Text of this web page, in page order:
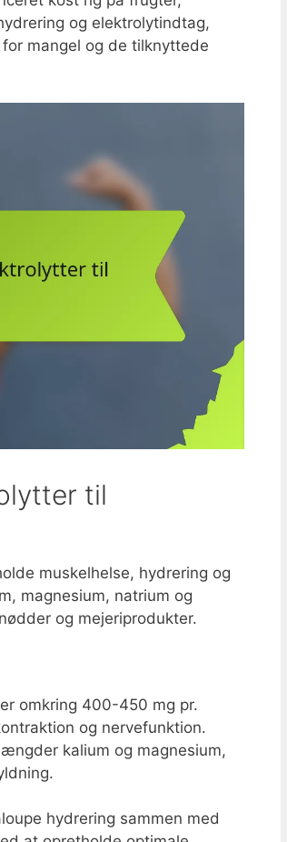
og elektrolytindtag,
mangel og de tilknyttede
til
muskelhelse, hydrering og
magnesium, natrium og
og mejeriprodukter.
omkring 400-450 mg pr.
og nervefunktion.
kalium og magnesium,
hydrering sammen med